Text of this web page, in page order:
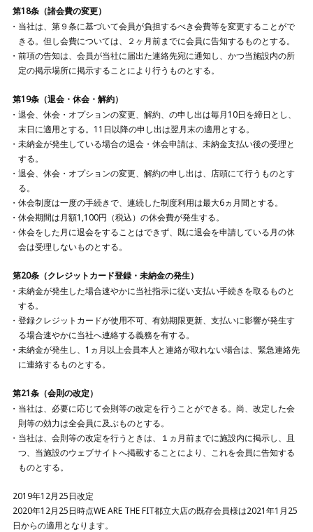
第18条（諸会費の変更）
当社は、第９条に基づいて会員が負担するべき会費等を変更することがで
きる。但し会費については、２ヶ月前までに会員に告知するものとする。
前項の告知は、会員が当社に届出た連絡先宛に通知し、かつ当施設内の所
定の掲示場所に掲示することにより行うものとする。
第19条（退会・休会・解約）
退会、休会・オプションの変更、解約、の申し出は毎月10日を締日とし、
末日に適用とする。11日以降の申し出は翌月末の適用とする。
未納金が発生している場合の退会・休会申請は、未納金支払い後の受理と
する。
退会、休会・オプションの変更、解約の申し出は、店頭にて行うものとす
る。
休会制度は一度の手続きで、連続した制度利用は最大6ヵ月間とする。
休会期間は月額1,100円（税込）の休会費が発生する。
休会をした月に退会をすることはできず、既に退会を申請している月の休
会は受理しないものとする。
第20条（クレジットカード登録・未納金の発生）
未納金が発生した場合速やかに当社指示に従い支払い手続きを取るものと
する。
登録クレジットカードが使用不可、有効期限更新、支払いに影響が発生す
る場合速やかに当社へ連絡する義務を有する。
未納金が発生し、1ヵ月以上会員本人と連絡が取れない場合は、緊急連絡先
に連絡するものとする。
第21条（会則の改定）
当社は、必要に応じて会則等の改定を行うことができる。尚、改定した会
則等の効力は全会員に及ぶものとする。
当社は、会則等の改定を行うときは、１ヵ月前までに施設内に掲示し、且
つ、当施設のウェブサイトへ掲載することにより、これを会員に告知する
ものとする。
2019年12月25日改定
2020年12月25日時点WE ARE THE FIT都立大店の既存会員様は2021年1月25
日からの適用となります。